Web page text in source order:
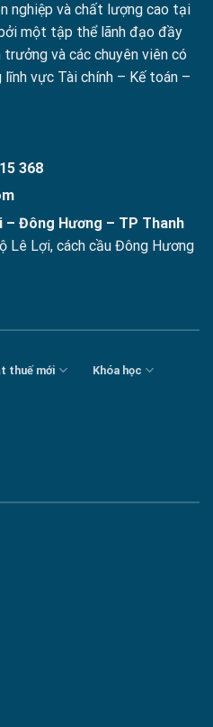
nghiệp và chất lượng cao tại
một tập thể lãnh đạo đầy
và các chuyên viên có
lĩnh vực Tài chính – Kế toán –
368
– Đông Hương – TP Thanh
Lê Lợi, cách cầu Đông Hương
thuế mới Khóa học